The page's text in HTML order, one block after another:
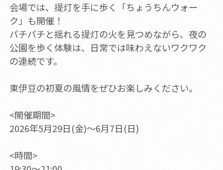
会場では、提灯を手に歩く「ちょうちんウォー
ク」も開催！
パチパチと揺れる提灯の火を見つめながら、夜の
公園を歩く体験は、日常では味わえないワクワク
の連続です。
東伊豆の初夏の風情をぜひお楽しみください。
<開催期間>
2026年5月29日(金)～6月7日(日)
<時間>